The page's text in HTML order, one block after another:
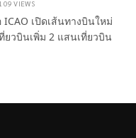
VIEWS
เปิดเส้นทางบินใหม่
วบินเพิ่ม 2 แสนเที่ยวบิน